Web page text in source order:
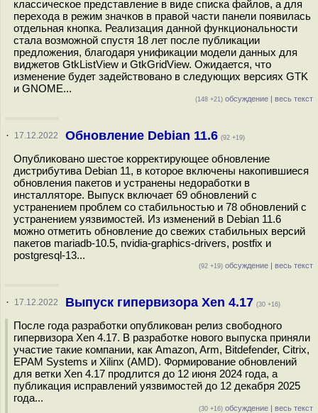
классическое представление в виде списка файлов, а для
перехода в режим значков в правой части панели появилась
отдельная кнопка. Реализация данной функциональности
стала возможной спустя 18 лет после публикации
предложения, благодаря унификации модели данных для
виджетов GtkListView и GtkGridView. Ожидается, что
изменение будет задействовано в следующих версиях GTK
и GNOME...
(148 +21) обсуждение | весь текст
· 17.12.2022 Обновление Debian 11.6 (92 +19)
Опубликовано шестое корректирующее обновление
дистрибутива Debian 11, в которое включены накопившиеся
обновления пакетов и устранены недоработки в
инсталляторе. Выпуск включает 69 обновлений с
устранением проблем со стабильностью и 78 обновлений с
устранением уязвимостей. Из изменений в Debian 11.6
можно отметить обновление до свежих стабильных версий
пакетов mariadb-10.5, nvidia-graphics-drivers, postfix и
postgresql-13...
(92 +19) обсуждение | весь текст
· 17.12.2022 Выпуск гипервизора Xen 4.17 (30 +16)
После года разработки опубликован релиз свободного
гипервизора Xen 4.17. В разработке нового выпуска приняли
участие такие компании, как Amazon, Arm, Bitdefender, Citrix,
EPAM Systems и Xilinx (AMD). Формирование обновлений
для ветки Xen 4.17 продлится до 12 июня 2024 года, а
публикация исправлений уязвимостей до 12 декабря 2025
года...
(30 +16) обсуждение | весь текст